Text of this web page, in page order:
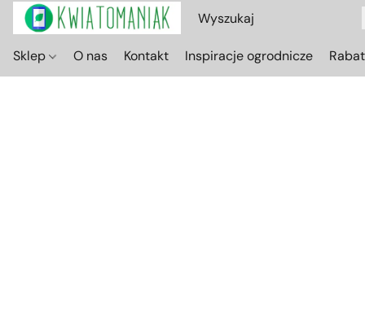
Sklep O nas Kontakt Inspiracje ogrodnicze